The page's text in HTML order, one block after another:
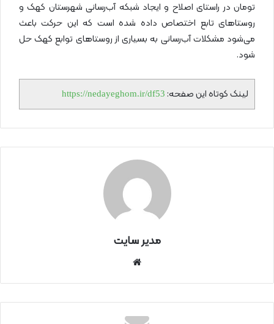
تومان در راستای اصلاح و ایجاد شبکه آب‌رسانی شهرستان کهک و
روستاهای تابع اختصاص داده شده است که این حرکت باعث
می‌شود مشکلات آب‌رسانی به بسیاری از روستاهای توابع کهک حل
شود.
لینک کوتاه این صفحه: https://nedayeghom.ir/df53
مدیر سایت
نتی